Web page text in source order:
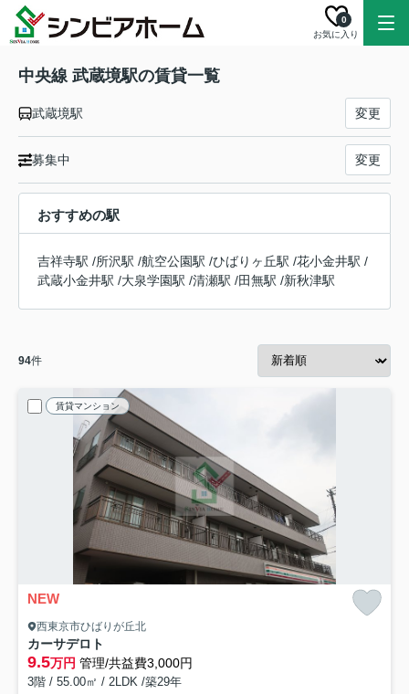
お気に入り
0
中央線 武蔵境駅の賃貸一覧
武蔵境駅 変更
募集中 変更
おすすめの駅
吉祥寺駅 /所沢駅 /航空公園駅 /ひばりヶ丘駅 /花小金井駅 /
武蔵小金井駅 /大泉学園駅 /清瀬駅 /田無駅 /新秋津駅
94件
賃貸マンション
NEW
西東京市ひばりが丘北
カーサデロト
9.5万円 管理/共益費3,000円
3階 / 55.00㎡ / 2LDK /築29年